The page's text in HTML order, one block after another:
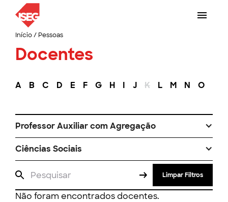
Início/ Pessoas
Docentes
A B C D E F G H I J K L M N O
Professor Auxiliar com Agregação
Ciências Sociais
Limpar Filtros
Não foram encontrados docentes.